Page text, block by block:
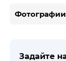
Задайте